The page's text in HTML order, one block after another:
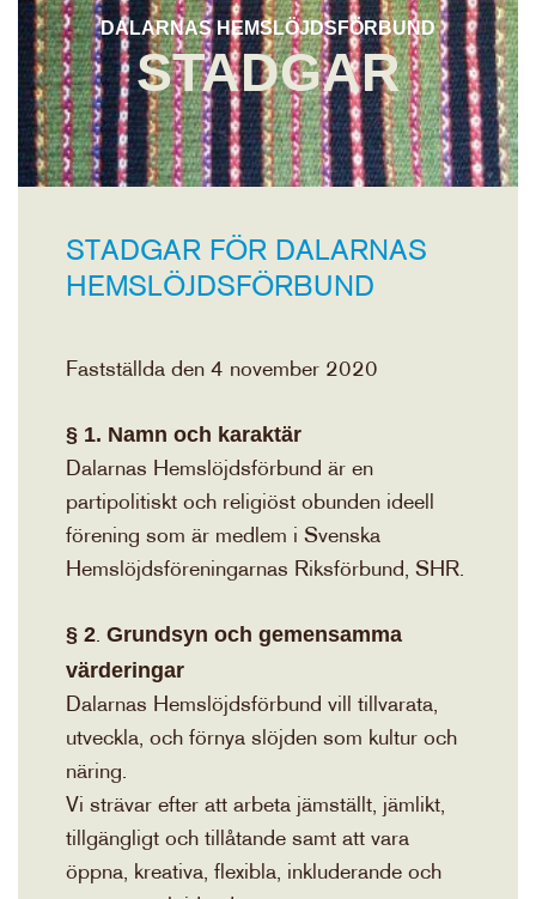
DALARNAS HEMSLÖJDSFÖRBUND
STADGAR
STADGAR FÖR DALARNAS
HEMSLÖJDSFÖRBUND
Fastställda den 4 november 2020
§ 1. Namn och karaktär
Dalarnas Hemslöjdsförbund är en
partipolitiskt och religiöst obunden ideell
förening som är medlem i Svenska
Hemslöjdsföreningarnas Riksförbund, SHR.
§ 2. Grundsyn och gemensamma
värderingar
Dalarnas Hemslöjdsförbund vill tillvarata,
utveckla, och förnya slöjden som kultur och
näring.
Vi strävar efter att arbeta jämställt, jämlikt,
tillgängligt och tillåtande samt att vara
öppna, kreativa, flexibla, inkluderande och